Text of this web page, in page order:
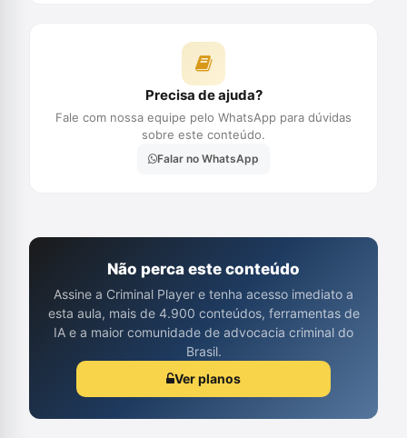
Precisa de ajuda?
Fale com nossa equipe pelo WhatsApp para dúvidas
sobre este conteúdo.
Falar no WhatsApp
Não perca este conteúdo
Assine a Criminal Player e tenha acesso imediato a
esta aula, mais de 4.900 conteúdos, ferramentas de
IA e a maior comunidade de advocacia criminal do
Brasil.
Ver planos